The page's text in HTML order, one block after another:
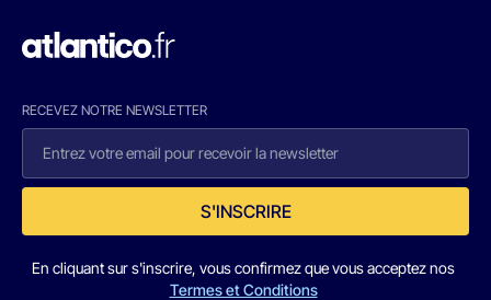
RECEVEZ NOTRE NEWSLETTER
S'INSCRIRE
En cliquant sur s'inscrire, vous confirmez que vous acceptez nos
Termes et Conditions